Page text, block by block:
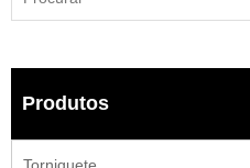
Produtos